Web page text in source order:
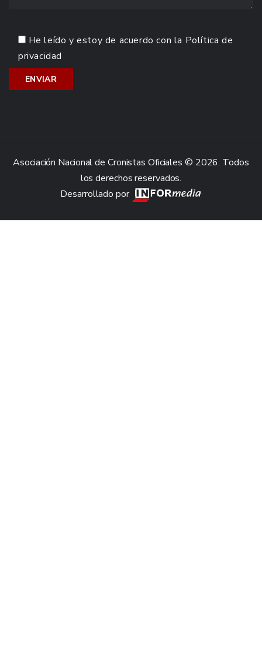
He leído y estoy de acuerdo con la Política de
privacidad
Asociación Nacional de Cronistas Oficiales © 2026. Todos
los derechos reservados.
Desarrollado por